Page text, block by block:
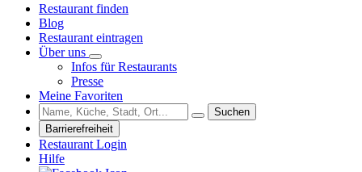
Restaurant finden
Blog
Restaurant eintragen
Über uns
Infos für Restaurants
Presse
Meine Favoriten
Suchen
Barrierefreiheit
Restaurant Login
Hilfe